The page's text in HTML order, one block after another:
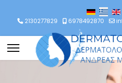
2130277829 6978492870